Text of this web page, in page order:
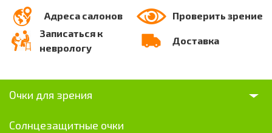
Адреса салонов
Проверить зрение
Записаться к
неврологу
Доставка
Очки для зрения
Солнцезащитные очки